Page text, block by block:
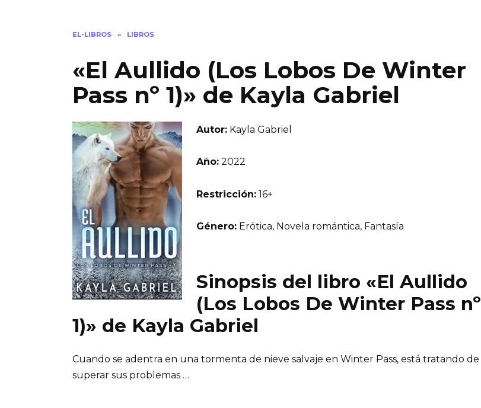
EL-LIBROS » LIBROS
«El Aullido (Los Lobos De Winter
Pass nº 1)» de Kayla Gabriel
Autor: Kayla Gabriel
Año: 2022
Restricción: 16+
Género: Erótica, Novela romántica, Fantasía
Sinopsis del libro «El Aullido
(Los Lobos De Winter Pass nº
1)» de Kayla Gabriel
Cuando se adentra en una tormenta de nieve salvaje en Winter Pass, está tratando de
superar sus problemas …